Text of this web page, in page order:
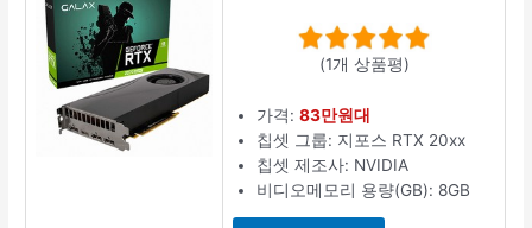
(1개 상품평)
가격:83만원대
칩셋 그룹: 지포스 RTX 20xx
칩셋 제조사: NVIDIA
비디오메모리 용량(GB): 8GB